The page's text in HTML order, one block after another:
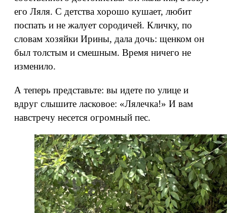
его Ляля. С детства хорошо кушает, любит
поспать и не жалует сородичей. Кличку, по
словам хозяйки Ирины, дала дочь: щенком он
был толстым и смешным. Время ничего не
изменило.
А теперь представьте: вы идете по улице и
вдруг слышите ласковое: «Лялечка!» И вам
навстречу несется огромный пес.